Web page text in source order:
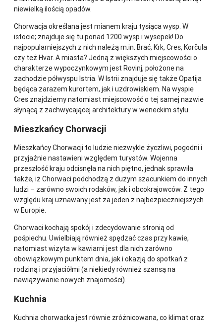
niewielką ilością opadów.
Chorwacja określana jest mianem kraju tysiąca wysp. W
istocie; znajduje się tu ponad 1200 wysp i wysepek! Do
najpopularniejszych z nich należą m.in. Brać, Krk, Cres, Korčula
czy też Hvar. A miasta? Jedną z większych miejscowości o
charakterze wypoczynkowym jest Rovinj, położone na
zachodzie półwyspu Istria. W Istrii znajduje się także Opatija
będąca zarazem kurortem, jak i uzdrowiskiem. Na wyspie
Cres znajdziemy natomiast miejscowość o tej samej nazwie
słynącą z zachwycającej architektury w weneckim stylu.
Mieszkańcy Chorwacji
Mieszkańcy Chorwacji to ludzie niezwykle życzliwi, pogodni i
przyjaźnie nastawieni względem turystów. Wojenna
przeszłość kraju odcisnęła na nich piętno, jednak sprawiła
także, iż Chorwaci podchodzą z dużym szacunkiem do innych
ludzi – zarówno swoich rodaków, jak i obcokrajowców. Z tego
względu kraj uznawany jest za jeden z najbezpieczniejszych
w Europie.
Chorwaci kochają spokój i zdecydowanie stronią od
pośpiechu. Uwielbiają również spędzać czas przy kawie,
natomiast wizyta w kawiarni jest dla nich zarówno
obowiązkowym punktem dnia, jak i okazją do spotkań z
rodziną i przyjaciółmi (a niekiedy również szansą na
nawiązywanie nowych znajomości).
Kuchnia
Kuchnia chorwacka jest równie zróżnicowana, co klimat oraz